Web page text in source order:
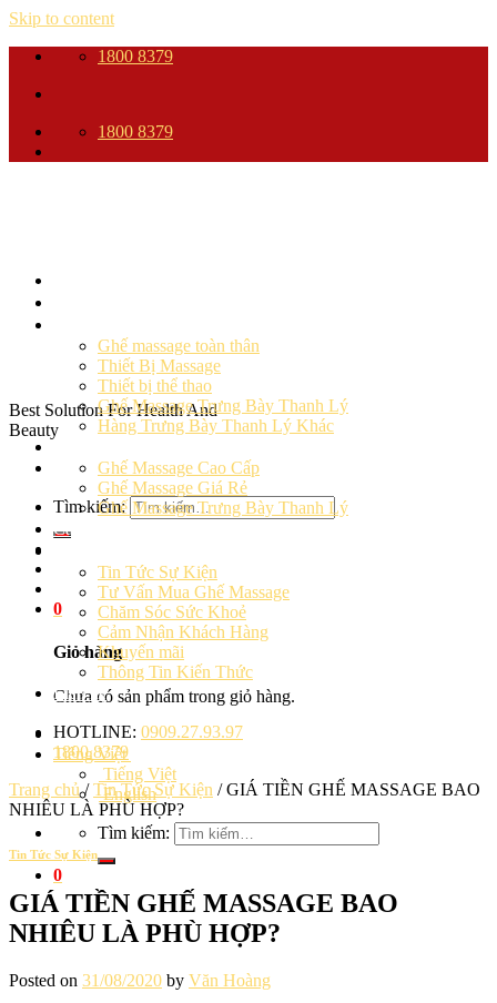
Skip to content
1800 8379
1800 8379
Best Solution For Health And
Beauty
Tìm kiếm:
0
Giỏ hàng
Chưa có sản phẩm trong giỏ hàng.
Tiếng Việt
Tiếng Việt
English
Tìm kiếm:
0
Ghế massage toàn thân
Thiết Bị Massage
Thiết bị thể thao
Ghế Massage Trưng Bày Thanh Lý
Hàng Trưng Bày Thanh Lý Khác
Ghế Massage Cao Cấp
Ghế Massage Giá Rẻ
Ghế Massage Trưng Bày Thanh Lý
Cảm Nhận Khách Hàng
Tin Tức Sự Kiện
Tư Vấn Mua Ghế Massage
Chăm Sóc Sức Khoẻ
Cảm Nhận Khách Hàng
Khuyến mãi
Thông Tin Kiến Thức
Liên hệ
HOTLINE: 0909.27.93.97
1800.8379
Trang chủ / Tin Tức Sự Kiện /GIÁ TIỀN GHẾ MASSAGE BAO
NHIÊU LÀ PHÙ HỢP?
Tin Tức Sự Kiện
GIÁ TIỀN GHẾ MASSAGE BAO
NHIÊU LÀ PHÙ HỢP?
Posted on 31/08/2020 by Văn Hoàng